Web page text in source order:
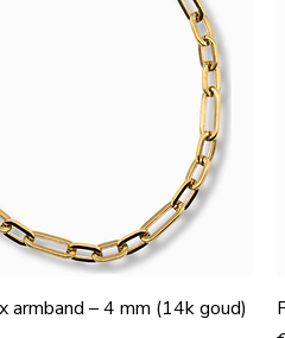
armband – 4 mm (14k goud)